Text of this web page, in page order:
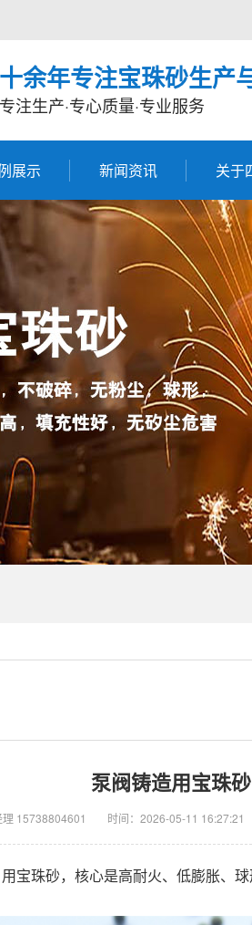
十余年专注宝珠砂生产
专注生产·专心质量·专业服务
展示 新闻资讯 关于
泵阀铸造用宝珠砂
15738804601 时间：2026-05-11 16:27:21
宝珠砂，核心是高耐火、低膨胀、